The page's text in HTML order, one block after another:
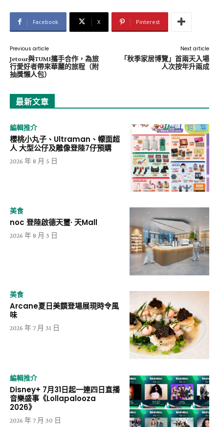
Facebook X Pinterest
Previous article
Jetour與TUMI攜手合作，為旅
行愛好者帶來華麗的旅程（附
抽獎懶人包）
Next article
「秋季家居博覽」首兩天入場
人次按年升兩成
最新文章
編輯推介
櫻桃小丸子、Ultraman、幪面超
人 大型公仔及雕像登陸7仔預購
2026 年 8 月 5 日
美食
noc 登陸啟德天璽· 天Mall
2026 年 8 月 3 日
美食
Arcane夏日美饌登場展現時令風
味
2026 年 7 月 31 日
編輯推介
Disney+ 7月31日起一連四日直播
音樂盛事《Lollapalooza
2026》
2026 年 7 月 30 日